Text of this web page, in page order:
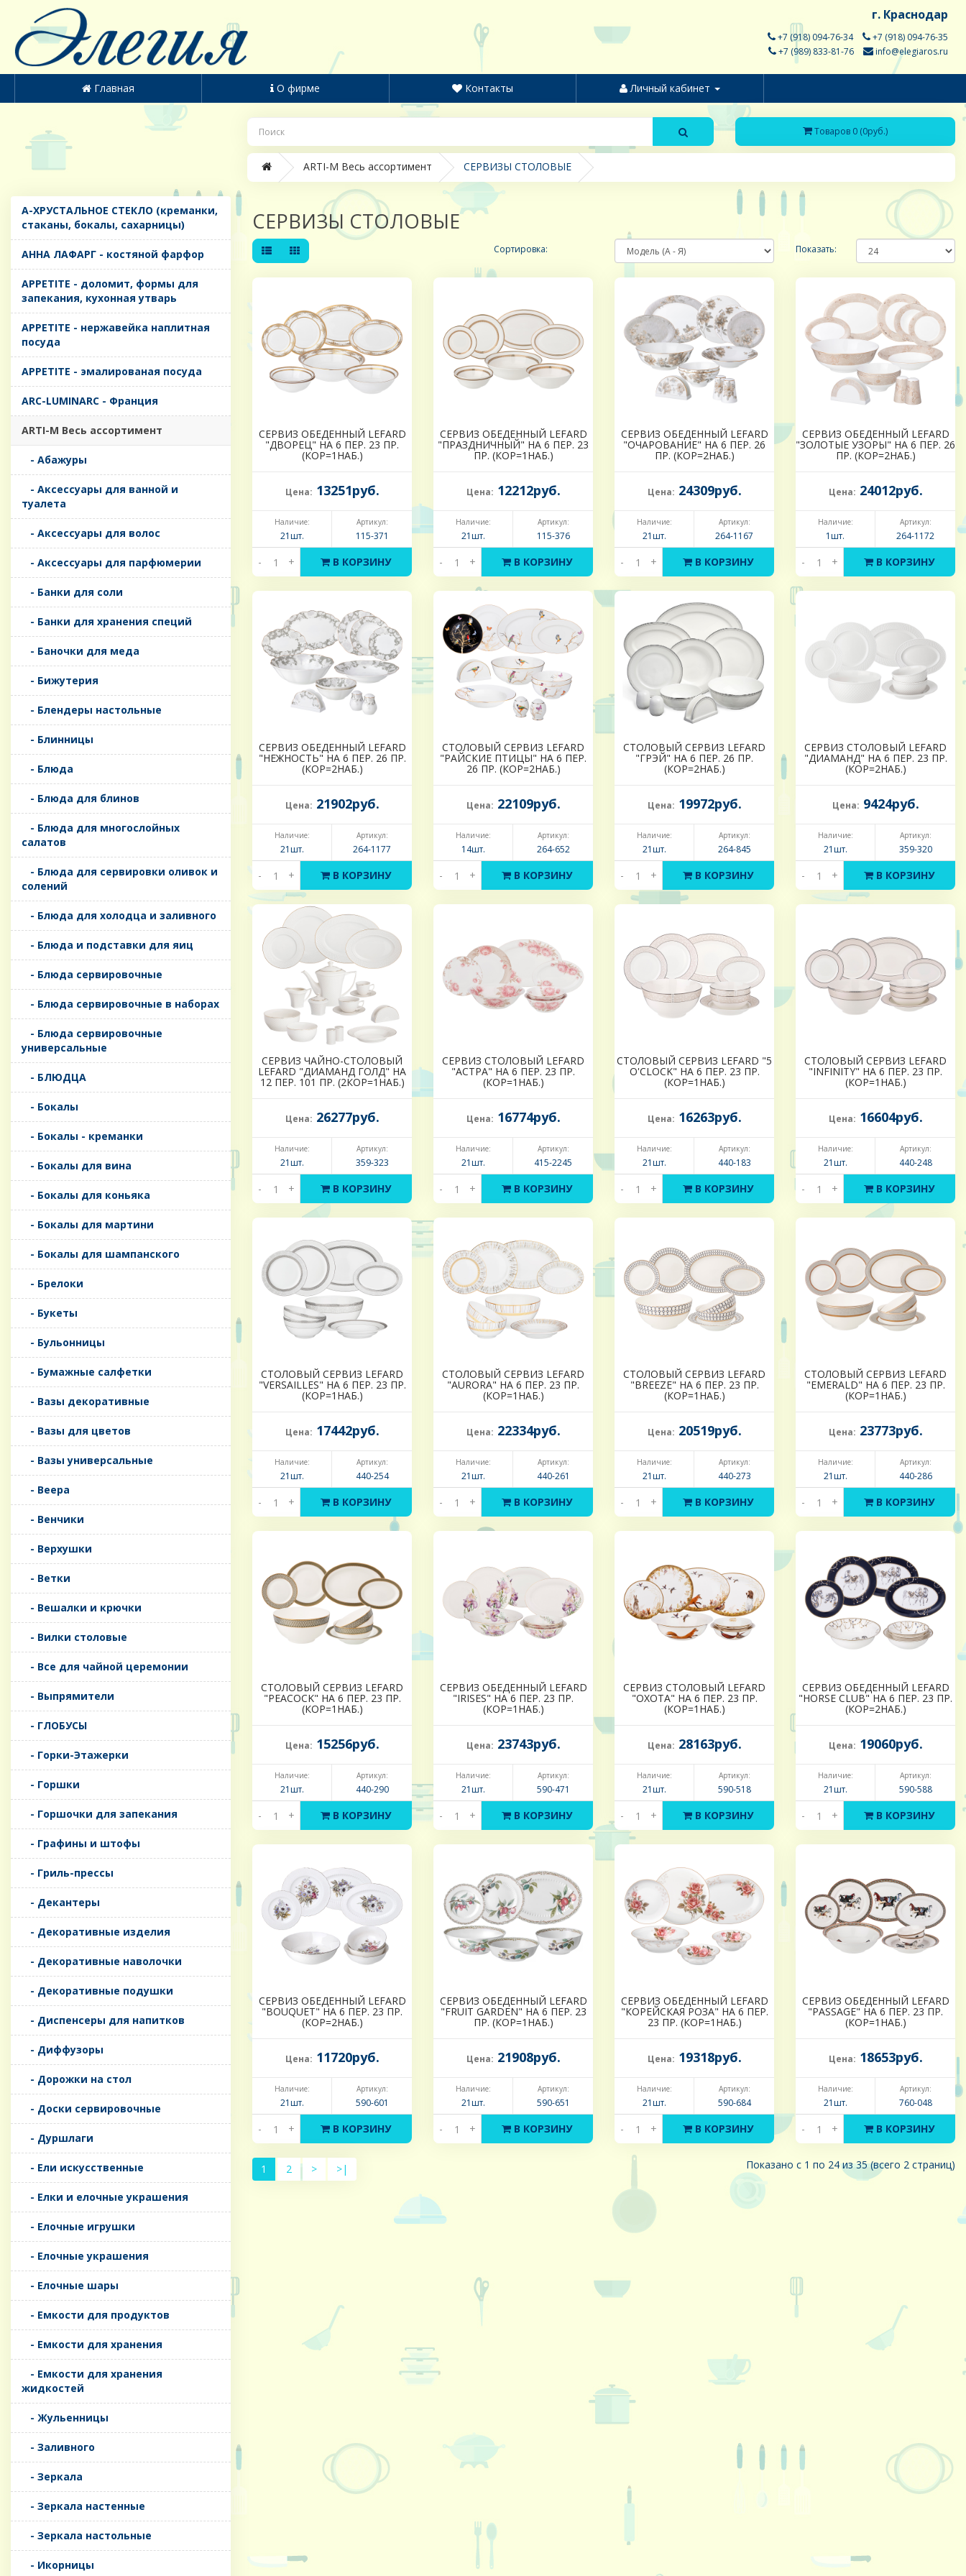
г. Краснодар
+7 (918) 094-76-34
+7 (918) 094-76-35
+7 (989) 833-81-76
info@elegiaros.ru
Главная О фирме Контакты Личный кабинет
Товаров 0 (0руб.)
ARTI-M Весь ассортимент СЕРВИЗЫ СТОЛОВЫЕ
A-ХРУСТАЛЬНОЕ СТЕКЛО (креманки,
стаканы, бокалы, сахарницы)
AHHA ЛАФАРГ - костяной фарфор
APPETITE - доломит, формы для
запекания, кухонная утварь
APPETITE - нержавейка наплитная
посуда
APPETITE - эмалированая посуда
ARC-LUMINARC - Франция
ARTI-M Весь ассортимент
- Абажуры
- Аксессуары для ванной и
туалета
- Аксессуары для волос
- Аксессуары для парфюмерии
- Банки для соли
- Банки для хранения специй
- Баночки для меда
- Бижутерия
- Блендеры настольные
- Блинницы
- Блюда
- Блюда для блинов
- Блюда для многослойных
салатов
- Блюда для сервировки оливок и
солений
- Блюда для холодца и заливного
- Блюда и подставки для яиц
- Блюда сервировочные
- Блюда сервировочные в наборах
- Блюда сервировочные
универсальные
- БЛЮДЦА
- Бокалы
- Бокалы - креманки
- Бокалы для вина
- Бокалы для коньяка
- Бокалы для мартини
- Бокалы для шампанского
- Брелоки
- Букеты
- Бульонницы
- Бумажные салфетки
- Вазы декоративные
- Вазы для цветов
- Вазы универсальные
- Веера
- Венчики
- Верхушки
- Ветки
- Вешалки и крючки
- Вилки столовые
- Все для чайной церемонии
- Выпрямители
- ГЛОБУСЫ
- Горки-Этажерки
- Горшки
- Горшочки для запекания
- Графины и штофы
- Гриль-прессы
- Декантеры
- Декоративные изделия
- Декоративные наволочки
- Декоративные подушки
- Диспенсеры для напитков
- Диффузоры
- Дорожки на стол
- Доски сервировочные
- Дуршлаги
- Ели искусственные
- Елки и елочные украшения
- Елочные игрушки
- Елочные украшения
- Елочные шары
- Емкости для продуктов
- Емкости для хранения
- Емкости для хранения
жидкостей
- Жульенницы
- Заливного
- Зеркала
- Зеркала настенные
- Зеркала настольные
- Икорницы
СЕРВИЗЫ СТОЛОВЫЕ
Сортировка: Показать:
СЕРВИЗ ОБЕДЕННЫЙ LEFARD
"ДВОРЕЦ" НА 6 ПЕР. 23 ПР.
(КОР=1НАБ.)
Цена: 13251руб.
Наличие:
21шт.
Артикул:
115-371
- + В КОРЗИНУ
СЕРВИЗ ОБЕДЕННЫЙ LEFARD
"ПРАЗДНИЧНЫЙ" НА 6 ПЕР. 23
ПР. (КОР=1НАБ.)
Цена: 12212руб.
Наличие:
21шт.
Артикул:
115-376
- + В КОРЗИНУ
СЕРВИЗ ОБЕДЕННЫЙ LEFARD
"ОЧАРОВАНИЕ" НА 6 ПЕР. 26
ПР. (КОР=2НАБ.)
Цена: 24309руб.
Наличие:
21шт.
Артикул:
264-1167
- + В КОРЗИНУ
СЕРВИЗ ОБЕДЕННЫЙ LEFARD
"ЗОЛОТЫЕ УЗОРЫ" НА 6 ПЕР. 26
ПР. (КОР=2НАБ.)
Цена: 24012руб.
Наличие:
1шт.
Артикул:
264-1172
- + В КОРЗИНУ
СЕРВИЗ ОБЕДЕННЫЙ LEFARD
"НЕЖНОСТЬ" НА 6 ПЕР. 26 ПР.
(КОР=2НАБ.)
Цена: 21902руб.
Наличие:
21шт.
Артикул:
264-1177
- + В КОРЗИНУ
СТОЛОВЫЙ СЕРВИЗ LEFARD
"РАЙСКИЕ ПТИЦЫ" НА 6 ПЕР.
26 ПР. (КОР=2НАБ.)
Цена: 22109руб.
Наличие:
14шт.
Артикул:
264-652
- + В КОРЗИНУ
СТОЛОВЫЙ СЕРВИЗ LEFARD
"ГРЭЙ" НА 6 ПЕР. 26 ПР.
(КОР=2НАБ.)
Цена: 19972руб.
Наличие:
21шт.
Артикул:
264-845
- + В КОРЗИНУ
СЕРВИЗ СТОЛОВЫЙ LEFARD
"ДИАМАНД" НА 6 ПЕР. 23 ПР.
(КОР=2НАБ.)
Цена: 9424руб.
Наличие:
21шт.
Артикул:
359-320
- + В КОРЗИНУ
СЕРВИЗ ЧАЙНО-СТОЛОВЫЙ
LEFARD "ДИАМАНД ГОЛД" НА
12 ПЕР. 101 ПР. (2КОР=1НАБ.)
Цена: 26277руб.
Наличие:
21шт.
Артикул:
359-323
- + В КОРЗИНУ
СЕРВИЗ СТОЛОВЫЙ LEFARD
"АСТРА" НА 6 ПЕР. 23 ПР.
(КОР=1НАБ.)
Цена: 16774руб.
Наличие:
21шт.
Артикул:
415-2245
- + В КОРЗИНУ
СТОЛОВЫЙ СЕРВИЗ LEFARD "5
O'CLOCK" НА 6 ПЕР. 23 ПР.
(КОР=1НАБ.)
Цена: 16263руб.
Наличие:
21шт.
Артикул:
440-183
- + В КОРЗИНУ
СТОЛОВЫЙ СЕРВИЗ LEFARD
"INFINITY" НА 6 ПЕР. 23 ПР.
(КОР=1НАБ.)
Цена: 16604руб.
Наличие:
21шт.
Артикул:
440-248
- + В КОРЗИНУ
СТОЛОВЫЙ СЕРВИЗ LEFARD
"VERSAILLES" НА 6 ПЕР. 23 ПР.
(КОР=1НАБ.)
Цена: 17442руб.
Наличие:
21шт.
Артикул:
440-254
- + В КОРЗИНУ
СТОЛОВЫЙ СЕРВИЗ LEFARD
"AURORA" НА 6 ПЕР. 23 ПР.
(КОР=1НАБ.)
Цена: 22334руб.
Наличие:
21шт.
Артикул:
440-261
- + В КОРЗИНУ
СТОЛОВЫЙ СЕРВИЗ LEFARD
"BREEZE" НА 6 ПЕР. 23 ПР.
(КОР=1НАБ.)
Цена: 20519руб.
Наличие:
21шт.
Артикул:
440-273
- + В КОРЗИНУ
СТОЛОВЫЙ СЕРВИЗ LEFARD
"EMERALD" НА 6 ПЕР. 23 ПР.
(КОР=1НАБ.)
Цена: 23773руб.
Наличие:
21шт.
Артикул:
440-286
- + В КОРЗИНУ
СТОЛОВЫЙ СЕРВИЗ LEFARD
"PEACOCK" НА 6 ПЕР. 23 ПР.
(КОР=1НАБ.)
Цена: 15256руб.
Наличие:
21шт.
Артикул:
440-290
- + В КОРЗИНУ
СЕРВИЗ ОБЕДЕННЫЙ LEFARD
"IRISES" НА 6 ПЕР. 23 ПР.
(КОР=1НАБ.)
Цена: 23743руб.
Наличие:
21шт.
Артикул:
590-471
- + В КОРЗИНУ
СЕРВИЗ СТОЛОВЫЙ LEFARD
"ОХОТА" НА 6 ПЕР. 23 ПР.
(КОР=1НАБ.)
Цена: 28163руб.
Наличие:
21шт.
Артикул:
590-518
- + В КОРЗИНУ
СЕРВИЗ ОБЕДЕННЫЙ LEFARD
"HORSE CLUB" НА 6 ПЕР. 23 ПР.
(КОР=2НАБ.)
Цена: 19060руб.
Наличие:
21шт.
Артикул:
590-588
- + В КОРЗИНУ
СЕРВИЗ ОБЕДЕННЫЙ LEFARD
"BOUQUET" НА 6 ПЕР. 23 ПР.
(КОР=2НАБ.)
Цена: 11720руб.
Наличие:
21шт.
Артикул:
590-601
- + В КОРЗИНУ
СЕРВИЗ ОБЕДЕННЫЙ LEFARD
"FRUIT GARDEN" НА 6 ПЕР. 23
ПР. (КОР=1НАБ.)
Цена: 21908руб.
Наличие:
21шт.
Артикул:
590-651
- + В КОРЗИНУ
СЕРВИЗ ОБЕДЕННЫЙ LEFARD
"КОРЕЙСКАЯ РОЗА" НА 6 ПЕР.
23 ПР. (КОР=1НАБ.)
Цена: 19318руб.
Наличие:
21шт.
Артикул:
590-684
- + В КОРЗИНУ
СЕРВИЗ ОБЕДЕННЫЙ LEFARD
"PASSAGE" НА 6 ПЕР. 23 ПР.
(КОР=1НАБ.)
Цена: 18653руб.
Наличие:
21шт.
Артикул:
760-048
- + В КОРЗИНУ
1 2 > >| Показано с 1 по 24 из 35 (всего 2 страниц)